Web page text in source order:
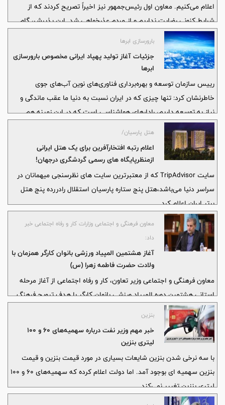
اعلام می‌کنیم. معاون اول رئیس‌جمهور نیز اخیراً تصریح کردند که از
شرایط کنونی رضایت نداریم و از مردم عذرخواهی شد. این پذیرش، گام
اول در مسیر اصلاح است.بارورسازی ابرها
جزئیات آغاز تولید پهپاد ایرانی مخصوص بارورسازی
ابرها
رییس سازمان توسعه و بهره‌برداری فناوری‌های نوین آب‌های جوی
خاطرنشان کرد: تنها چیزی که در ایران نسبت به دنیا ما عقب ماندگی و
نیاز به توسعه داریم، رادارهای هواشناسی است که در این زمینه هم
اقداماتی شروع شده که نیازمند تخصیص بودجه و تجهیز کشور به
رادارهای جدید است.
هتل پارسیان/
اعلام رتبه افتخارآفرین برای یک هتل ایرانی
ازمنظرپایگاه های رسمی گردشگری درجهان!
سایت TripAdvisor که از معتبرترین سایت های نظرسنجی میهمانان در
سراسر دنیا می‌باشد،هتل پنج ستاره پارسیان استقلال رادررده پنج هتل
برتر ایران اعلام کرد.
معاون فرهنگی و اجتماعی وزارات کار و رفاه اجتماعی خبر
داد:
آغاز هشتمین المپیاد ورزشی بانوان کارگر همزمان با
ولادت حضرت فاطمه زهرا (س)
معاون فرهنگی و اجتماعی وزیر تعاون، کار و رفاه اجتماعی از آغاز مرحله
استانی هشتمین دوره المپیاد ورزشی بانوان کارگر با هدف ترویج فرهنگ
آذر در سراسر کشور همزمان با ایام ولادت حضرت فاطمه زهرا (س) و روز
زن خبر داد.
بنزین
خبر مهم وزیر نفت درباره سهمیه‌های ۶۰ و ۱۰۰
لیتری بنزین
با سه نرخی شدن بنزین شایعات بسیاری در مورد قیمت بنزین و قیمت
بنزین سهمیه ای بوجود آمد. اما دولت اعلام کرده که سهمیه‌های ۶۰ و ۱۰۰
لیتری بنزین تغییر نمی‌کند.